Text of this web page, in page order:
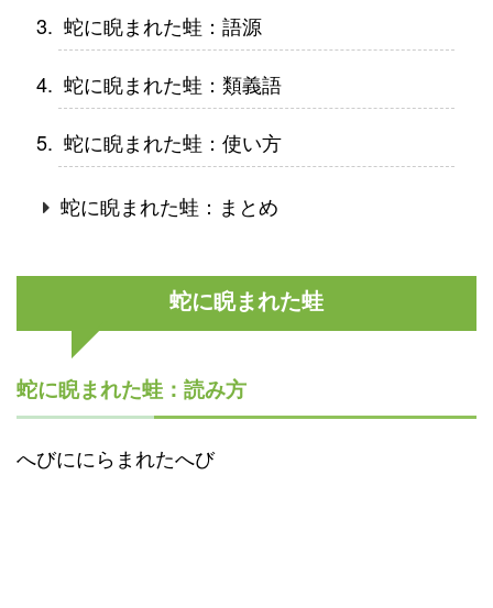
蛇に睨まれた蛙：語源
蛇に睨まれた蛙：類義語
蛇に睨まれた蛙：使い方
蛇に睨まれた蛙：まとめ
蛇に睨まれた蛙
蛇に睨まれた蛙：読み方
へびににらまれたへび